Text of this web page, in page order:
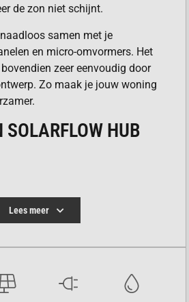
de zon niet schijnt.
samen met je
en micro-omvormers. Het
zeer eenvoudig door
Zo maak je jouw woning
SOLARFLOW HUB
verloopt snel zonder hulp van een
omvormers.
Lees meer